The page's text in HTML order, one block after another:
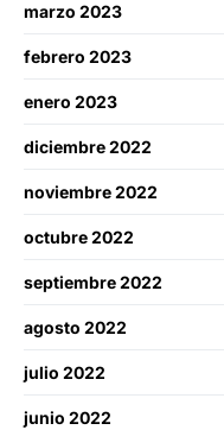
marzo 2023
febrero 2023
enero 2023
diciembre 2022
noviembre 2022
octubre 2022
septiembre 2022
agosto 2022
julio 2022
junio 2022